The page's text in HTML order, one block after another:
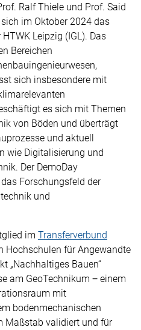
Ralf Thiele und Prof. Said
im Oktober 2024 das
Leipzig (IGL). Das
Bereichen
sich insbesondere mit
es sich mit Themen
von Böden und überträgt
und aktuell
wie Digitalisierung und
Der DemoDay
Forschungsfeld der
und
im Transferverbund
Hochschulen für Angewandte
„Nachhaltiges Bauen“
am GeoTechnikum ‒ einem
mit
bodenmechanischen
Maßstab validiert und für